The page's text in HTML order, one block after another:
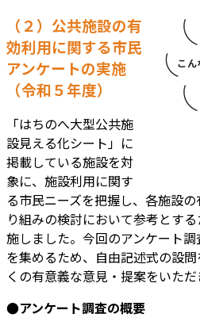
（２）公共施設の有
効利用に関する市民
アンケートの実施
（令和５年度）
「はちのへ大型公共施
設見える化シート」に
掲載している施設を対
象に、施設利用に関す
る市民ニーズを把握し、各施設
り組みの検討において参考とす
施しました。今回のアンケート
を集めるため、自由記述式の設
くの有意義な意見・提案をいただ
●アンケート調査の概要